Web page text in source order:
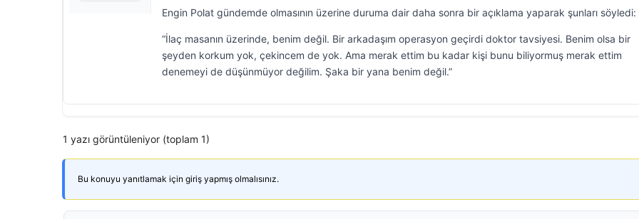
Engin Polat gündemde olmasının üzerine duruma dair daha sonra bir açıklama yaparak şunları söyledi:
“İlaç masanın üzerinde, benim değil. Bir arkadaşım operasyon geçirdi doktor tavsiyesi. Benim olsa bir
şeyden korkum yok, çekincem de yok. Ama merak ettim bu kadar kişi bunu biliyormuş merak ettim
denemeyi de düşünmüyor değilim. Şaka bir yana benim değil.”
1 yazı görüntüleniyor (toplam 1)
Bu konuyu yanıtlamak için giriş yapmış olmalısınız.